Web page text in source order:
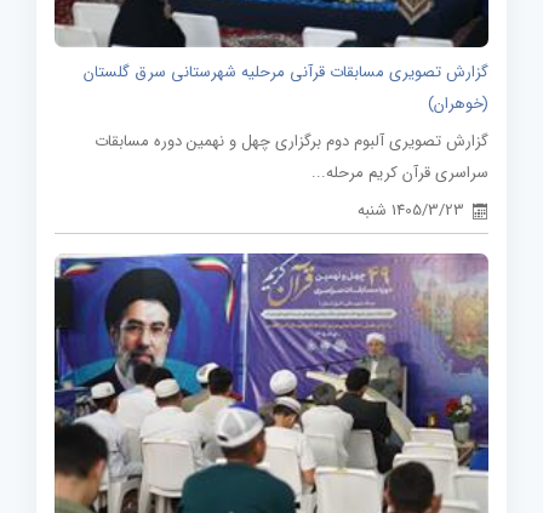
گزارش تصویری مسابقات قرآنی مرحلیه شهرستانی سرق گلستان
(خوهران)
گزارش تصویری آلبوم دوم برگزاری چهل و نهمین دوره مسابقات
سراسری قرآن کریم مرحله...
1405/3/23 شنبه